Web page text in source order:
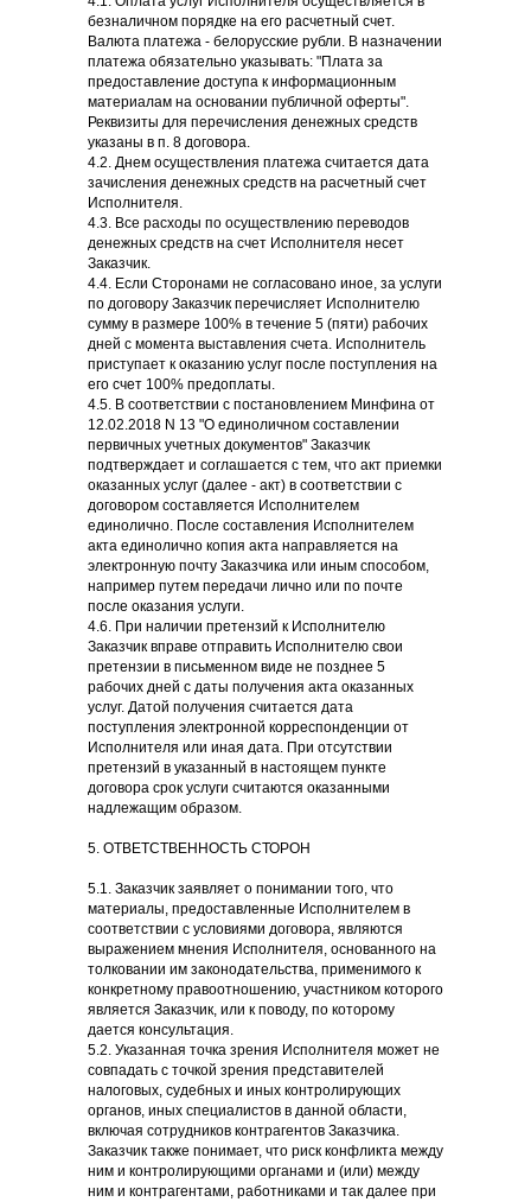
безналичном порядке на его расчетный счет.
Валюта платежа - белорусские рубли. В назначении
платежа обязательно указывать: "Плата за
предоставление доступа к информационным
материалам на основании публичной оферты".
Реквизиты для перечисления денежных средств
указаны в п. 8 договора.
4.2. Днем осуществления платежа считается дата
зачисления денежных средств на расчетный счет
Исполнителя.
4.3. Все расходы по осуществлению переводов
денежных средств на счет Исполнителя несет
Заказчик.
4.4. Если Сторонами не согласовано иное, за услуги
по договору Заказчик перечисляет Исполнителю
сумму в размере 100% в течение 5 (пяти) рабочих
дней с момента выставления счета. Исполнитель
приступает к оказанию услуг после поступления на
его счет 100% предоплаты.
4.5. В соответствии с постановлением Минфина от
12.02.2018 N 13 "О единоличном составлении
первичных учетных документов" Заказчик
подтверждает и соглашается с тем, что акт приемки
оказанных услуг (далее - акт) в соответствии с
договором составляется Исполнителем
единолично. После составления Исполнителем
акта единолично копия акта направляется на
электронную почту Заказчика или иным способом,
например путем передачи лично или по почте
после оказания услуги.
4.6. При наличии претензий к Исполнителю
Заказчик вправе отправить Исполнителю свои
претензии в письменном виде не позднее 5
рабочих дней с даты получения акта оказанных
услуг. Датой получения считается дата
поступления электронной корреспонденции от
Исполнителя или иная дата. При отсутствии
претензий в указанный в настоящем пункте
договора срок услуги считаются оказанными
надлежащим образом.
5. ОТВЕТСТВЕННОСТЬ СТОРОН
5.1. Заказчик заявляет о понимании того, что
материалы, предоставленные Исполнителем в
соответствии с условиями договора, являются
выражением мнения Исполнителя, основанного на
толковании им законодательства, применимого к
конкретному правоотношению, участником которого
является Заказчик, или к поводу, по которому
дается консультация.
5.2. Указанная точка зрения Исполнителя может не
совпадать с точкой зрения представителей
налоговых, судебных и иных контролирующих
органов, иных специалистов в данной области,
включая сотрудников контрагентов Заказчика.
Заказчик также понимает, что риск конфликта между
ним и контролирующими органами и (или) между
ним и контрагентами, работниками и так далее при